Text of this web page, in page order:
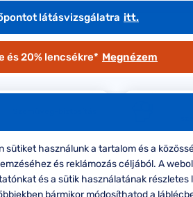
Jimmy Choo
További márkáink megtekintése
Komplett 20% minden
Seen Belépőár ajánlat
látásvizsgálatra itt.
és 20% lencsékre* Megnézem
szemüvegek
sütiket használunk a tartalom és a
és reklámozás céljából. A
és a sütik használatának részletes
bármikor módosíthatod a